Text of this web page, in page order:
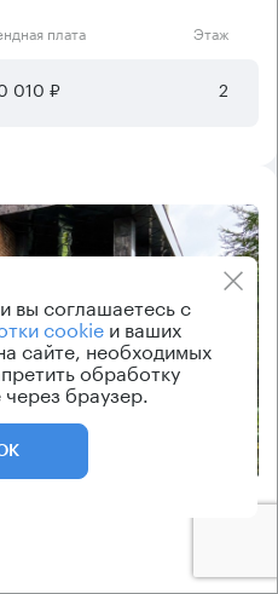
плата Этаж
010 ₽ 2
вы соглашаетесь с
cookieи ваших
сайте, необходимых
обработку
браузер.